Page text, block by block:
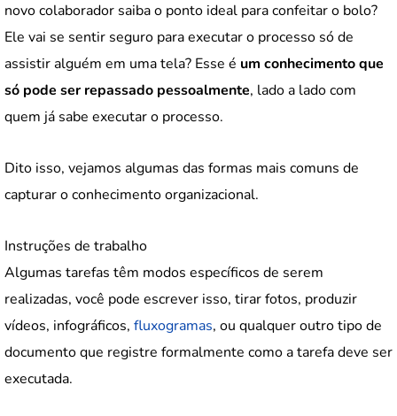
novo colaborador saiba o ponto ideal para confeitar o bolo?
Ele vai se sentir seguro para executar o processo só de
assistir alguém em uma tela? Esse é um conhecimento que
só pode ser repassado pessoalmente, lado a lado com
quem já sabe executar o processo.
Dito isso, vejamos algumas das formas mais comuns de
capturar o conhecimento organizacional.
Instruções de trabalho
Algumas tarefas têm modos específicos de serem
realizadas, você pode escrever isso, tirar fotos, produzir
vídeos, infográficos, fluxogramas, ou qualquer outro tipo de
documento que registre formalmente como a tarefa deve ser
executada.